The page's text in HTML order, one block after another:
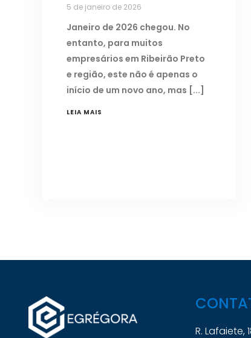
5 de janeiro de 2026
Janeiro de 2026 chegou. No
entanto, para muitos
empresários em Ribeirão Preto
e região, este não é apenas o
início de um novo ano, mas
LEIA MAIS
R. Lafaiete,